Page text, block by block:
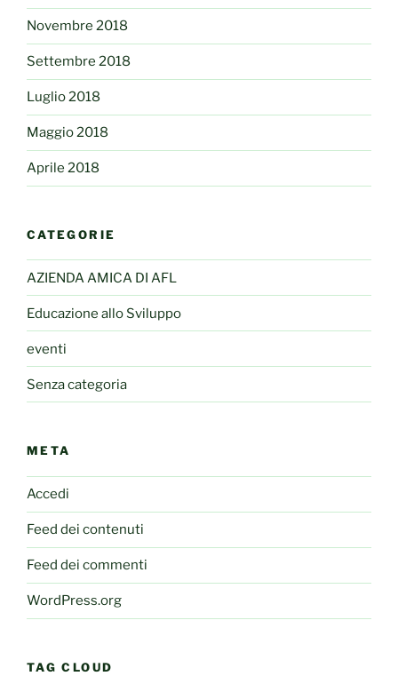
Novembre 2018
Settembre 2018
Luglio 2018
Maggio 2018
Aprile 2018
CATEGORIE
AZIENDA AMICA DI AFL
Educazione allo Sviluppo
eventi
Senza categoria
META
Accedi
Feed dei contenuti
Feed dei commenti
WordPress.org
TAG CLOUD